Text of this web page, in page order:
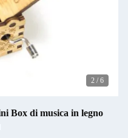
2 / 6
Box di musica in legno